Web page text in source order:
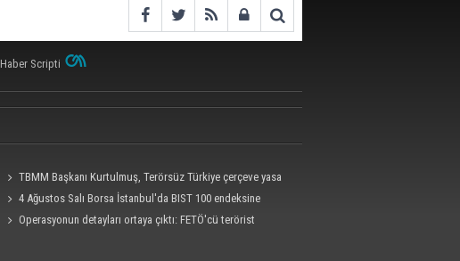
Haber Scripti
TBMM Başkanı Kurtulmuş, Terörsüz Türkiye çerçeve yasa
teklifine imza attı
4 Ağustos Salı Borsa İstanbul'da BIST 100 endeksine
bakış!Operasyonun detayları ortaya çıktı: FETÖ'cü terörist